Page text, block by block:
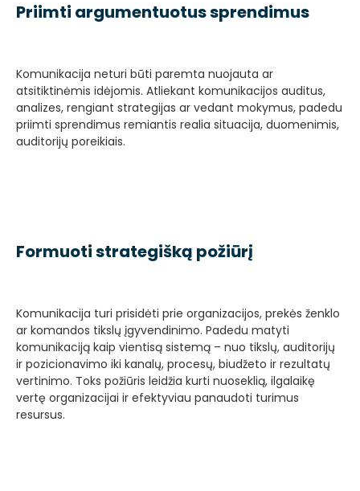
Priimti argumentuotus sprendimus
Komunikacija neturi būti paremta nuojauta ar
atsitiktinėmis idėjomis. Atliekant komunikacijos auditus,
analizes, rengiant strategijas ar vedant mokymus, padedu
priimti sprendimus remiantis realia situacija, duomenimis,
auditorijų poreikiais.
Formuoti strategišką požiūrį
Komunikacija turi prisidėti prie organizacijos, prekės ženklo
ar komandos tikslų įgyvendinimo. Padedu matyti
komunikaciją kaip vientisą sistemą – nuo tikslų, auditorijų
ir pozicionavimo iki kanalų, procesų, biudžeto ir rezultatų
vertinimo. Toks požiūris leidžia kurti nuoseklią, ilgalaikę
vertę organizacijai ir efektyviau panaudoti turimus
resursus.